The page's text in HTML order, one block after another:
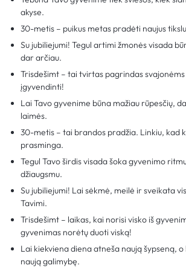
akyse.
30-metis – puikus metas pradėti naujus
Su jubiliejumi! Tegul artimi žmonės visada
dar arčiau.
Trisdešimt – tai tvirtas pagrindas
įgyvendinti!
Lai Tavo gyvenime būna mažiau rūpesčių,
laimės.
30-metis – tai brandos pradžia. Linkiu, kad
prasminga.
Tegul Tavo širdis visada šoka gyvenimo
džiaugsmu.
Su jubiliejumi! Lai sėkmė, meilė ir sveikata
Tavimi.
Trisdešimt – laikas, kai norisi visko iš
gyvenimas norėtų duoti viską!
Lai kiekviena diena atneša naują šypseną,
naują galimybę.